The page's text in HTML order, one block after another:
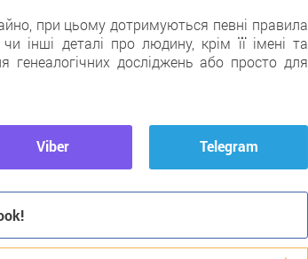
при цьому дотримуються певні правила
інші деталі про людину, крім її імені та
досліджень або просто для
Viber Telegram